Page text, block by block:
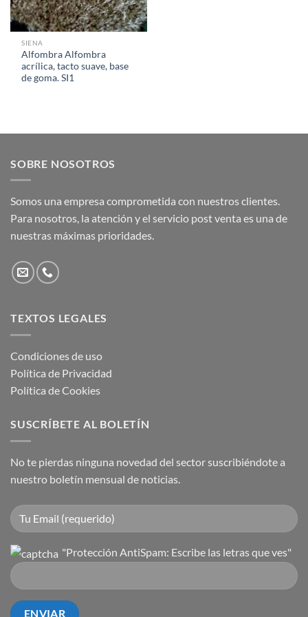
SIENA
Alfombra Alfombra
acrílica, tacto suave, base
de goma. SI1
SOBRE NOSOTROS
Somos una empresa comprometida con nuestros clientes.
Para nosotros, la atención y el servicio post venta es una de
nuestras máximas prioridades.
TEXTOS LEGALES
Condiciones de uso
Política de Privacidad
Política de Cookies
SUSCRÍBETE AL BOLETÍN
No te pierdas ninguna novedad del sector suscribiéndote a
nuestro boletín mensual de noticias.
"Protección AntiSpam: Escribe las letras que ves"